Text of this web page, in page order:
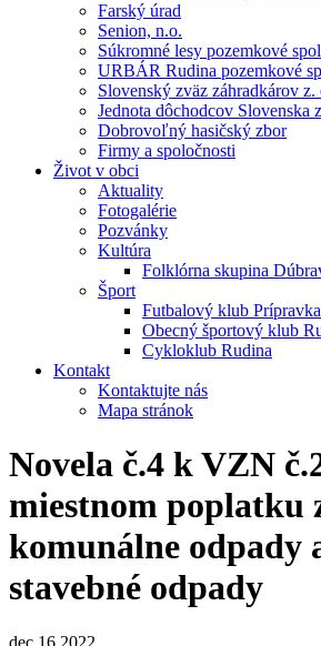
Farský úrad
Senion, n.o.
Súkromné lesy pozemkové
URBÁR Rudina pozemkové
Slovenský zväz záhradkárov z.
Jednota dôchodcov Slovenska
Dobrovoľný hasičský zbor
Firmy a spoločnosti
Život v obci
Aktuality
Fotogalérie
Pozvánky
Kultúra
Folklórna skupina
Šport
Futbalový klub
Obecný športový klub
Cykloklub Rudina
Kontakt
Kontaktujte nás
Mapa stránok
Novela č.4 k VZN
miestnom poplatku
komunálne odpady
stavebné odpady
dec 16 2022